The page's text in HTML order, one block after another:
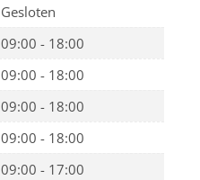
Gesloten
09:00 - 18:00
09:00 - 18:00
09:00 - 18:00
09:00 - 18:00
09:00 - 17:00